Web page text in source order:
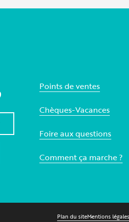
Points de ventes
Chèques-Vacances
Foire aux questions
Comment ça marche ?
Plan du siteMentions légales